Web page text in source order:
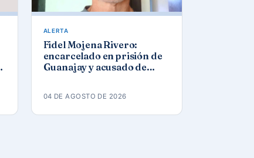
ALERTA
Fidel Mojena Rivero:
encarcelado en prisión de
Guanajay y acusado de
04 DE AGOSTO DE 2026